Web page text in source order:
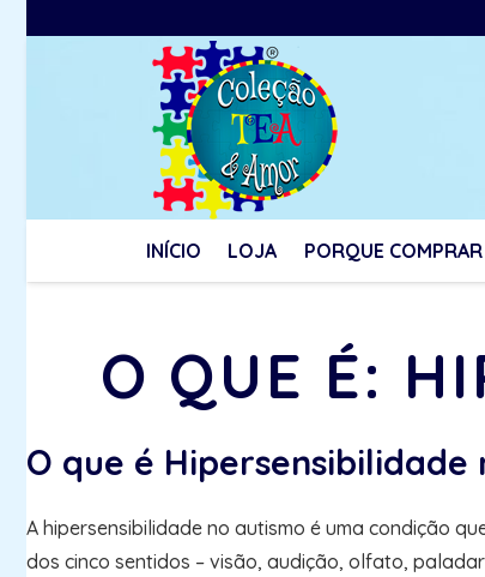
INÍCIO LOJA PORQUE
O QUE É:
O que é Hipersensibilidade
A hipersensibilidade no autismo é uma condição
dos cinco sentidos – visão, audição, olfato,